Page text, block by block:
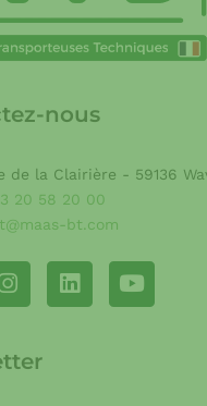
nous
de la Clairière - 59136
20 58 20 00
bt.com